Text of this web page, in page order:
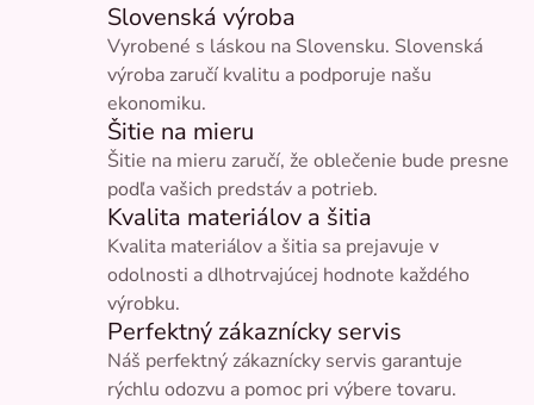
Slovenská výroba
Vyrobené s láskou na Slovensku. Slovenská
výroba zaručí kvalitu a podporuje našu
ekonomiku.
Šitie na mieru
Šitie na mieru zaručí, že oblečenie bude presne
podľa vašich predstáv a potrieb.
Kvalita materiálov a šitia
Kvalita materiálov a šitia sa prejavuje v
odolnosti a dlhotrvajúcej hodnote každého
výrobku.
Perfektný zákaznícky servis
Náš perfektný zákaznícky servis garantuje
rýchlu odozvu a pomoc pri výbere tovaru.